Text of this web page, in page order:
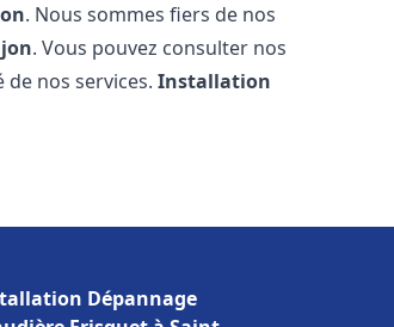
. Nous sommes fiers de nos
. Vous pouvez consulter nos
de nos services.Installation
Dépannage